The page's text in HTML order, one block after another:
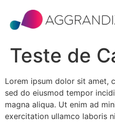
Teste de
Lorem ipsum dolor sit amet,
sed do eiusmod tempor
magna aliqua. Ut enim ad
exercitation ullamco laboris